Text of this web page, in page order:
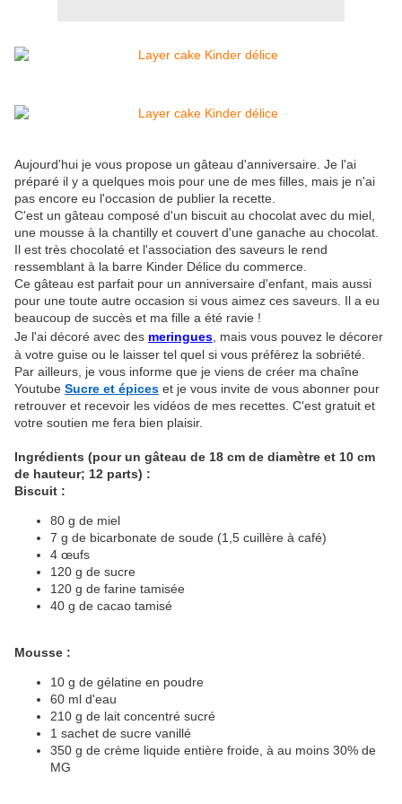
Aujourd'hui je vous propose un gâteau d'anniversaire. Je l'ai
préparé il y a quelques mois pour une de mes filles, mais je n'ai
pas encore eu l'occasion de publier la recette.
C'est un gâteau composé d'un biscuit au chocolat avec du miel,
une mousse à la chantilly et couvert d'une ganache au chocolat.
Il est très chocolaté et l'association des saveurs le rend
ressemblant à la barre Kinder Délice du commerce.
Ce gâteau est parfait pour un anniversaire d'enfant, mais aussi
pour une toute autre occasion si vous aimez ces saveurs. Il a eu
beaucoup de succès et ma fille a été ravie !
Je l'ai décoré avec des meringues , mais vous pouvez le décorer
à votre guise ou le laisser tel quel si vous préférez la sobriété.
Par ailleurs, je vous informe que je viens de créer ma chaîne
Youtube Sucre et épices et je vous invite de vous abonner pour
retrouver et recevoir les vidéos de mes recettes. C'est gratuit et
votre soutien me fera bien plaisir.
Ingrédients (pour un gâteau de 18 cm de diamètre et 10 cm
de hauteur; 12 parts) :
Biscuit :
80 g de miel
7 g de bicarbonate de soude (1,5 cuillère à café)
4 œufs
120 g de sucre
120 g de farine tamisée
40 g de cacao tamisé
Mousse :
10 g de gélatine en poudre
60 ml d'eau
210 g de lait concentré sucré
1 sachet de sucre vanillé
350 g de crème liquide entière froide, à au moins 30% de
MG